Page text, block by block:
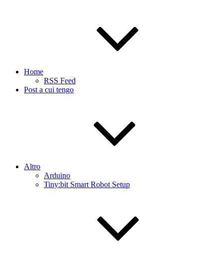
Home
RSS Feed
Post a cui tengo
Altro
Arduino
Tiny:bit Smart Robot Setup